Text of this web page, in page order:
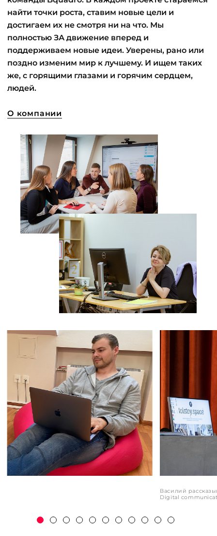
найти точки роста, ставим новые цели и
достигаем их не смотря ни на что. Мы
полностью ЗА движение вперед и
поддерживаем новые идеи. Уверены, рано или
поздно изменим мир к лучшему. И ищем таких
же, с горящими глазами и горячим сердцем,
людей.
О компании
Василий
Digital